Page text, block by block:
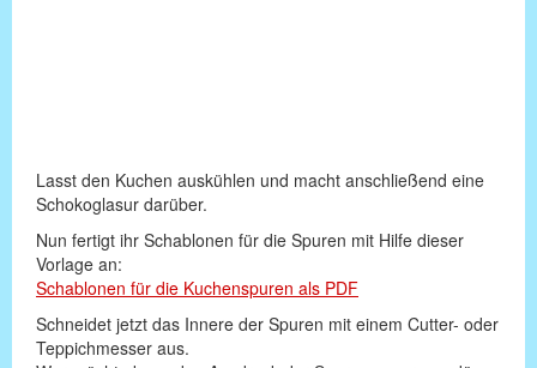
Lasst den Kuchen auskühlen und macht anschließend eine
Schokoglasur darüber.
Nun fertigt ihr Schablonen für die Spuren mit Hilfe dieser
Vorlage an:
Schablonen für die Kuchenspuren als PDF
Schneidet jetzt das Innere der Spuren mit einem Cutter- oder
Teppichmesser aus.